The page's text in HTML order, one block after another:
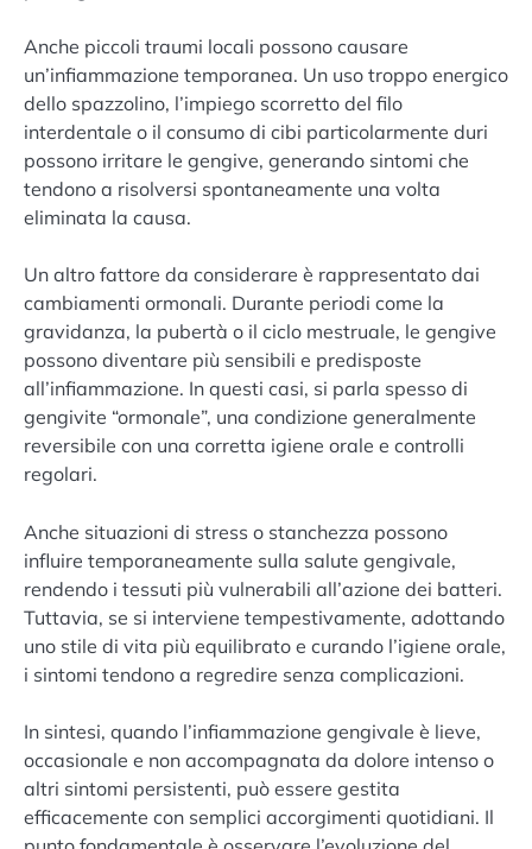
Anche piccoli traumi locali possono causare
un’infiammazione temporanea. Un uso troppo energico
dello spazzolino, l’impiego scorretto del filo
interdentale o il consumo di cibi particolarmente duri
possono irritare le gengive, generando sintomi che
tendono a risolversi spontaneamente una volta
eliminata la causa.
Un altro fattore da considerare è rappresentato dai
cambiamenti ormonali. Durante periodi come la
gravidanza, la pubertà o il ciclo mestruale, le gengive
possono diventare più sensibili e predisposte
all’infiammazione. In questi casi, si parla spesso di
gengivite “ormonale”, una condizione generalmente
reversibile con una corretta igiene orale e controlli
regolari.
Anche situazioni di stress o stanchezza possono
influire temporaneamente sulla salute gengivale,
rendendo i tessuti più vulnerabili all’azione dei batteri.
Tuttavia, se si interviene tempestivamente, adottando
uno stile di vita più equilibrato e curando l’igiene orale,
i sintomi tendono a regredire senza complicazioni.
In sintesi, quando l’infiammazione gengivale è lieve,
occasionale e non accompagnata da dolore intenso o
altri sintomi persistenti, può essere gestita
efficacemente con semplici accorgimenti quotidiani. Il